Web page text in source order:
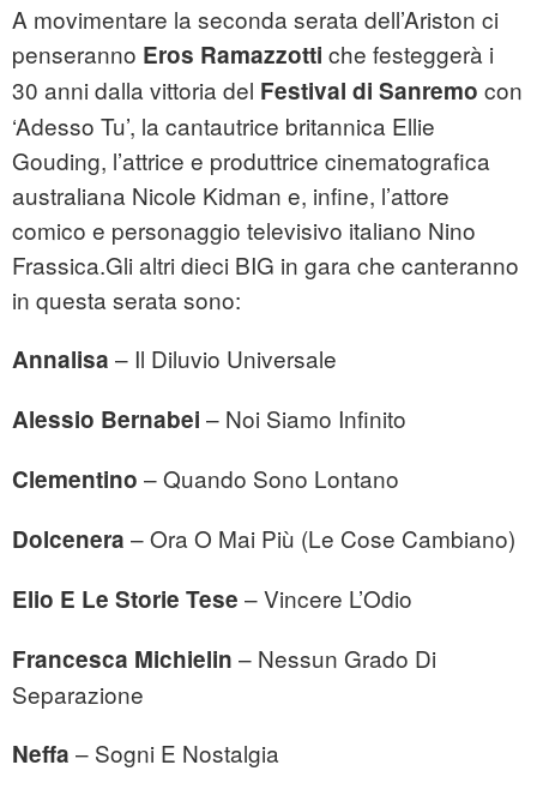
A movimentare la seconda serata dell’Ariston ci
penseranno Eros Ramazzotti che festeggerà i
30 anni dalla vittoria del Festival di Sanremo con
‘Adesso Tu’, la cantautrice britannica Ellie
Gouding, l’attrice e produttrice cinematografica
australiana Nicole Kidman e, infine, l’attore
comico e personaggio televisivo italiano Nino
Frassica.Gli altri dieci BIG in gara che canteranno
in questa serata sono:
Annalisa – Il Diluvio Universale
Alessio Bernabei – Noi Siamo Infinito
Clementino – Quando Sono Lontano
Dolcenera – Ora O Mai Più (Le Cose Cambiano)
Elio E Le Storie Tese – Vincere L’Odio
Francesca Michielin – Nessun Grado Di
Separazione
Neffa – Sogni E Nostalgia